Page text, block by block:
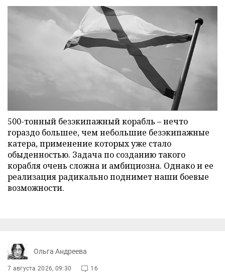
500-тонный безэкипажный корабль – нечто
гораздо большее, чем небольшие безэкипажные
катера, применение которых уже стало
обыденностью. Задача по созданию такого
корабля очень сложна и амбициозна. Однако и ее
реализация радикально поднимет наши боевые
возможности.
Ольга Андреева
7 августа 2026, 09:30 16